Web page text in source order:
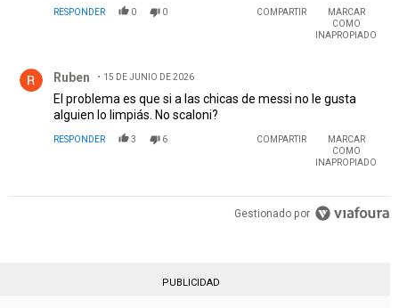
RESPONDER 0 0 COMPARTIR
MARCAR
COMO
INAPROPIADO
Ruben 15 DE JUNIO DE 2026
El problema es que si a las chicas de messi no le gusta
alguien lo limpiás. No scaloni?
RESPONDER 3 6 COMPARTIR
MARCAR
COMO
INAPROPIADO
Gestionado por
PUBLICIDAD